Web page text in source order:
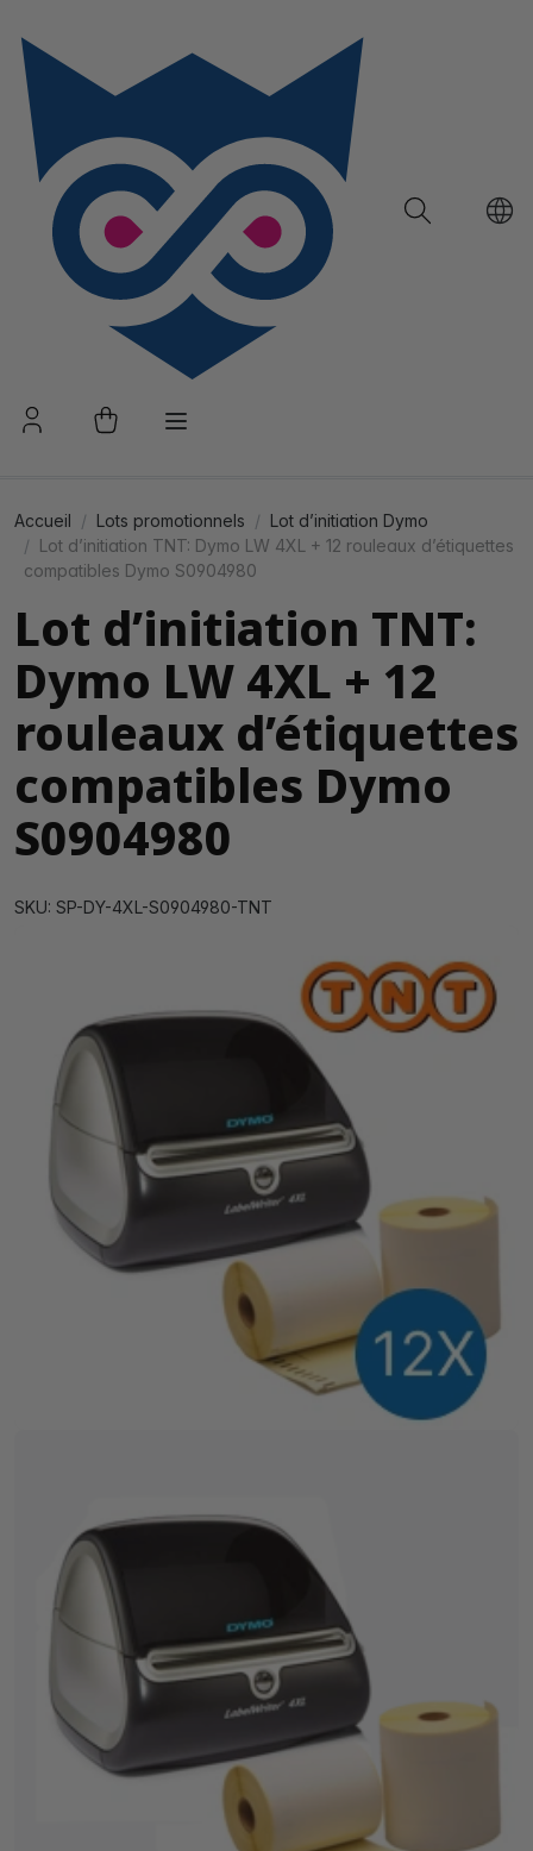
Accueil Lots promotionnels
Lot d’initiation Dymo
Lot d’initiation TNT: Dymo LW 4XL + 12 rouleaux d’étiquettes
compatibles Dymo S0904980
Lot d’initiation TNT:
Dymo LW 4XL + 12
rouleaux d’étiquettes
compatibles Dymo
S0904980
SKU: SP-DY-4XL-S0904980-TNT